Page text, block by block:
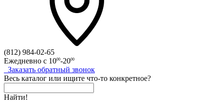
(812) 984-02-65
Ежедневно с 1000-2000
Заказать обратный звонок
Весь каталог или ищите что-то конкретное?
Найти!